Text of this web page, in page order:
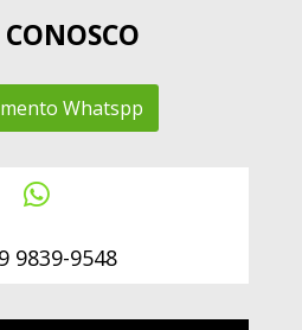
Whatspp

9839-9548